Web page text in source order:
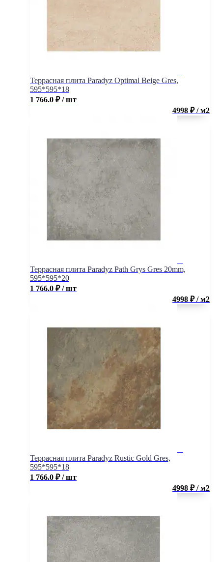
Террасная плита Paradyz Optimal Beige Gres,
595*595*18
1 766.0 ₽ / шт
4998 ₽ / м2
Террасная плита Paradyz Path Grys Gres 20mm,
595*595*20
1 766.0 ₽ / шт
4998 ₽ / м2
Террасная плита Paradyz Rustic Gold Gres,
595*595*18
1 766.0 ₽ / шт
4998 ₽ / м2